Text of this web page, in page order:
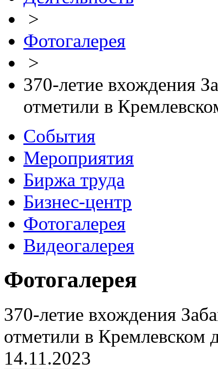
>
Фотогалерея
>
370-летие вхождения
отметили в
События
Мероприятия
Биржа труда
Бизнес-центр
Фотогалерея
Видеогалерея
Фотогалерея
370-летие вхождения
отметили в Кремлевском
14.11.2023